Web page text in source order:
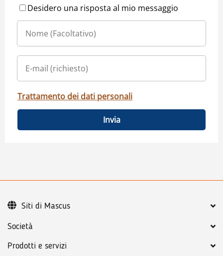
Desidero una risposta al mio messaggio
Trattamento dei dati personali
Invia
Società
Prodotti e servizi
Siti di Mascus